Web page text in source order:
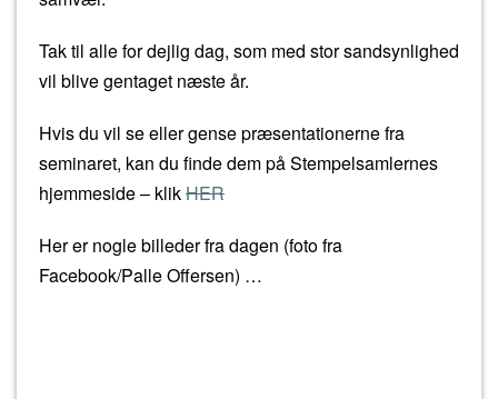
o
k
Tak til alle for dejlig dag, som med stor sandsynlighed
vil blive gentaget næste år.
Hvis du vil se eller gense præsentationerne fra
seminaret, kan du finde dem på Stempelsamlernes
hjemmeside – klikHER
Her er nogle billeder fra dagen (foto fra
Facebook/Palle Offersen) …